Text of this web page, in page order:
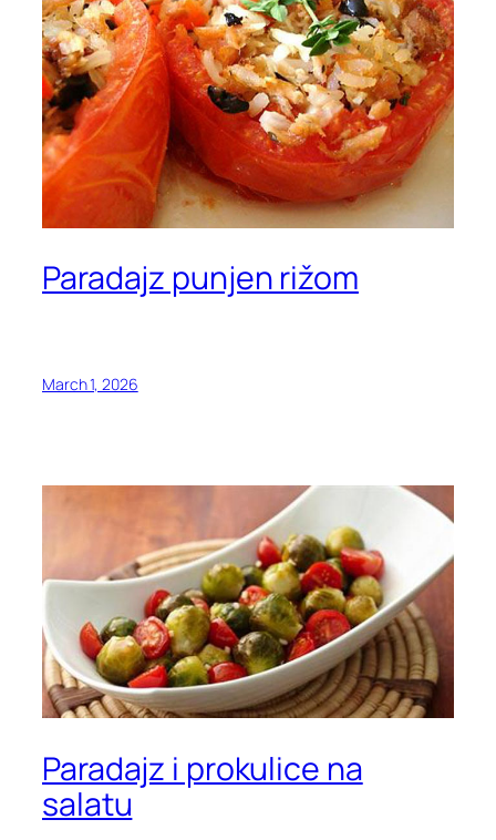
Paradajz punjen rižom
March 1, 2026
Paradajz i prokulice na
salatu